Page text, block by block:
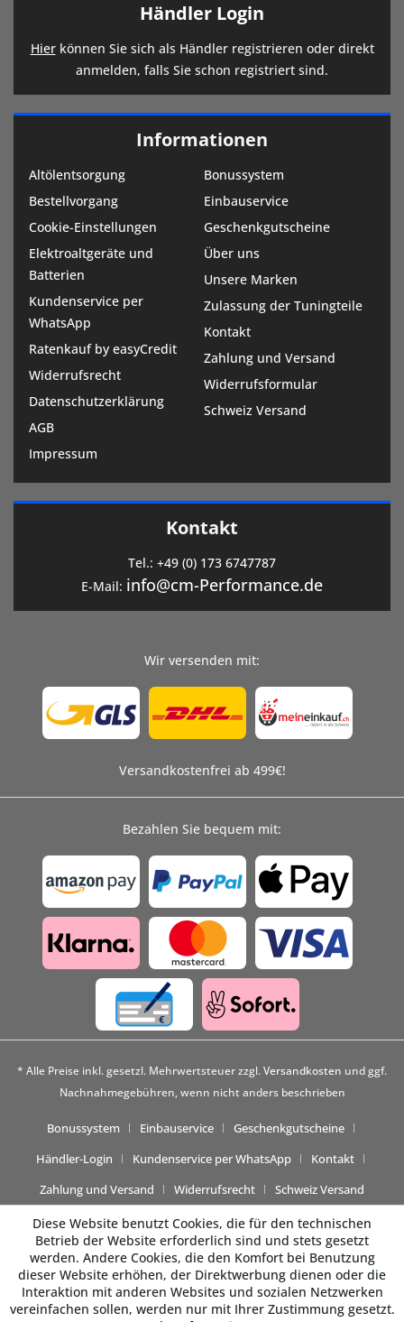
Händler Login
Hierkönnen Sie sich als Händler registrieren oder direkt
anmelden, falls Sie schon registriert sind.
Informationen
Altölentsorgung
Bestellvorgang
Cookie-Einstellungen
Elektroaltgeräte und
Batterien
Kundenservice per
WhatsApp
Ratenkauf by easyCredit
Widerrufsrecht
Datenschutzerklärung
AGB
Impressum
Bonussystem
Einbauservice
Geschenkgutscheine
Über uns
Unsere Marken
Zulassung der Tuningteile
Kontakt
Zahlung und Versand
Widerrufsformular
Schweiz Versand
Kontakt
Tel.: +49 (0) 173 6747787
E-Mail: info@cm-Performance.de
Wir versenden mit:
Versandkostenfrei ab 499€!
Bezahlen Sie bequem mit:
* Alle Preise inkl. gesetzl. Mehrwertsteuer zzgl.Versandkosten und ggf.
Nachnahmegebühren, wenn nicht anders beschrieben
Bonussystem Einbauservice
Geschenkgutscheine
Händler-Login
Kundenservice per WhatsApp
Kontakt
Zahlung und Versand
Widerrufsrecht Schweiz Versand
Diese Website benutzt Cookies, die für den technischen
Betrieb der Website erforderlich sind und stets gesetzt
werden. Andere Cookies, die den Komfort bei Benutzung
dieser Website erhöhen, der Direktwerbung dienen oder die
Interaktion mit anderen Websites und sozialen Netzwerken
vereinfachen sollen, werden nur mit Ihrer Zustimmung gesetzt.